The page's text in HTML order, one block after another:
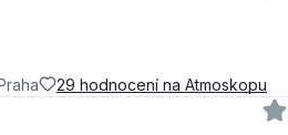
29 hodnocení na Atmoskopu